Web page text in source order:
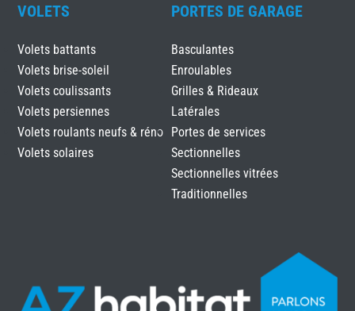
VOLETS
Volets battants
Volets brise-soleil
Volets coulissants
Volets persiennes
Volets roulants neufs & réno
Volets solaires
PORTES DE GARAGE
Basculantes
Enroulables
Grilles & Rideaux
Latérales
Portes de services
Sectionnelles
Sectionnelles vitrées
Traditionnelles